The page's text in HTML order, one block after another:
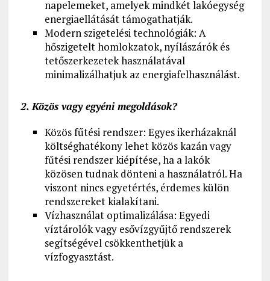
napelemeket, amelyek mindkét lakóegység
energiaellátását támogathatják.
Modern szigetelési technológiák: A
hőszigetelt homlokzatok, nyílászárók és
tetőszerkezetek használatával
minimalizálhatjuk az energiafelhasználást.
2. Közös vagy egyéni megoldások?
Közös fűtési rendszer: Egyes ikerházaknál
költséghatékony lehet közös kazán vagy
fűtési rendszer kiépítése, ha a lakók
közösen tudnak dönteni a használatról. Ha
viszont nincs egyetértés, érdemes külön
rendszereket kialakítani.
Vízhasználat optimalizálása: Egyedi
víztárolók vagy esővízgyűjtő rendszerek
segítségével csökkenthetjük a
vízfogyasztást.